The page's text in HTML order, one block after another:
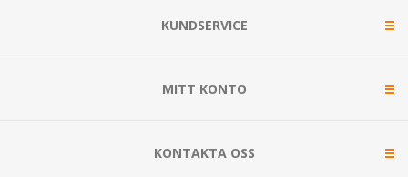
KUNDSERVICE
MITT KONTO
KONTAKTA OSS